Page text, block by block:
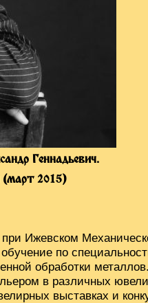
Геннадьевич.
(март 2015)
Ижевском
по
обработки металлов.
в различных
выставках и